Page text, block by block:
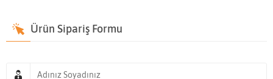
Ürün Sipariş Formu